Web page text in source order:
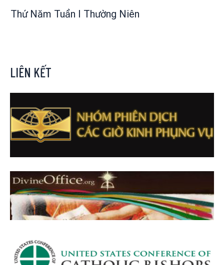
Thứ Năm Tuần I Thường Niên
LIÊN KẾT